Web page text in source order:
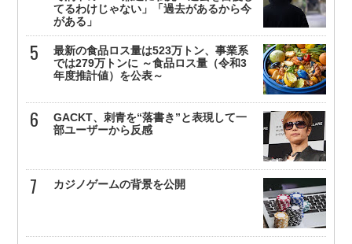
てるわけじゃない」「過去があるから今
がある」
最新の食品ロス量は523万トン、事業系
では279万トンに ～食品ロス量（令和3
年度推計値）を公表～
GACKT、刺青を“落書き”と表現して一
部ユーザーから反感
カジノゲームの背景を公開